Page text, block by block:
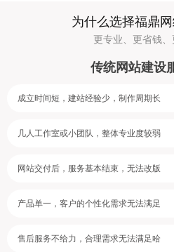
为什么选择福鼎网
更专业、更省钱
传统网站建设
成立时间短，建站经验少，制作周期长
几人工作室或小团队，整体专业度较弱
网站交付后，服务基本结束，无法改版
产品单一，客户的个性化需求无法满足
售后服务不给力，合理需求无法满足哈